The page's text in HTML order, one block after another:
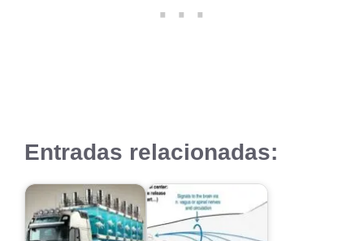
Entradas relacionadas: